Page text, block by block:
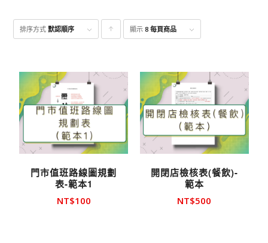
排序方式默認順序 點
品
顯示8 每頁商品
門市值班路線圖規劃
表-範本1
NT$100
開閉店檢核表(餐飲)-
範本
NT$500